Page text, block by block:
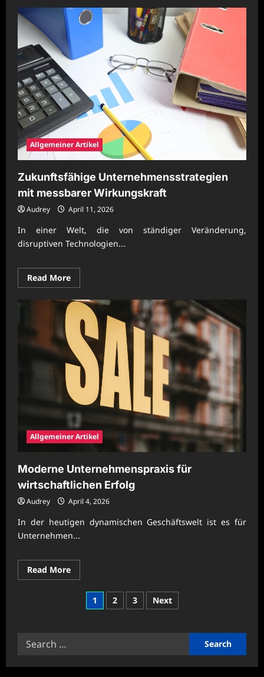
Nachhaltige
Unternehmenssteuerung
mit
moderner
Organisationskraft
Allgemeiner Artikel
Zukunftsfähige Unternehmensstrategien
mit messbarer Wirkungskraft
Audrey April 11, 2026
In einer Welt, die von ständiger Veränderung,
disruptiven Technologien...
Read MoreRead
more
Zukunftsfähige
Unternehmensstrategien
mit
messbarer
Wirkungskraft
Allgemeiner Artikel
Moderne Unternehmenspraxis für
wirtschaftlichen Erfolg
Audrey April 4, 2026
In der heutigen dynamischen Geschäftswelt ist es für
Unternehmen...
Read MoreRead
more
Moderne
Unternehmenspraxis
Posts
1 2 3 Next
Search